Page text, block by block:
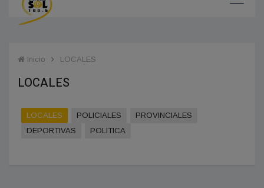
Inicio LOCALES
LOCALES
LOCALES POLICIALES
PROVINCIALES
DEPORTIVAS
POLITICA